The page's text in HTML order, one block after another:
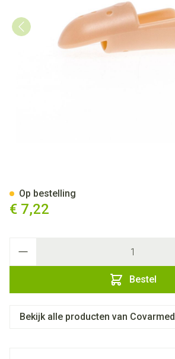
€ 7,22
Bestel
Op bestelling
Bekijk alle producten van Covarmed